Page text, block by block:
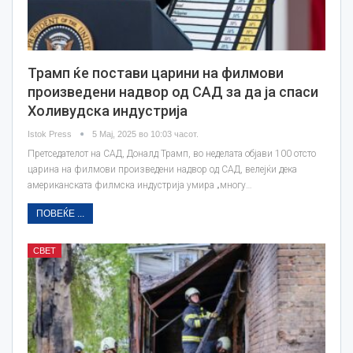
Трамп ќе постави царини на филмови
произведени надвор од САД за да ја спаси
Холивудска индустрија
Istok Press 5 Мај, 2025 во 10:03 часот.
Претседателот на САД, Доналд Трамп, во неделата објави 100 отсто
царина на филмови произведени надвор од САД, велејќи дека
американската филмска индустрија умира „многу…
ПОВЕЌЕ ...
СВЕТ